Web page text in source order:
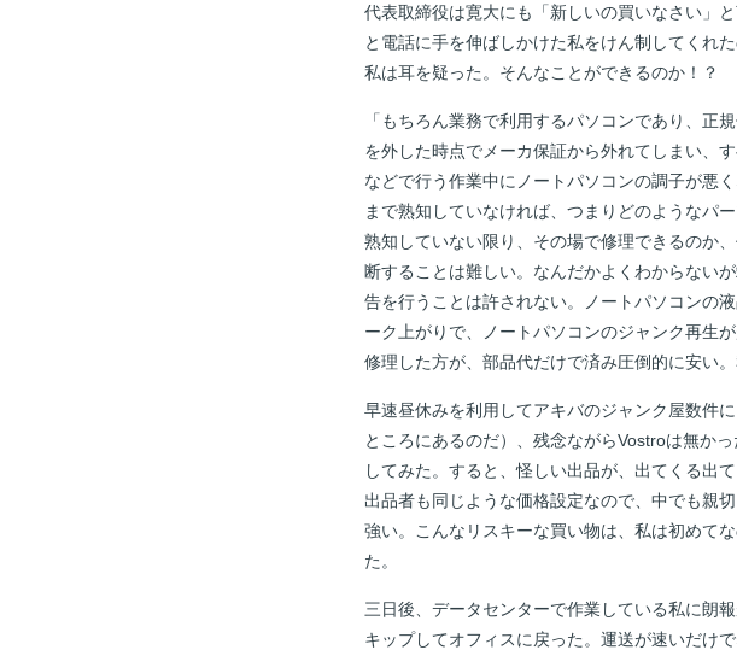
代表取締役は寛大にも「新しいの買いなさい」
と電話に手を伸ばしかけた私をけん制してくれ
私は耳を疑った。そんなことができるのか！？
「もちろん業務で利用するパソコンであり、正
を外した時点でメーカ保証から外れてしまい、
などで行う作業中にノートパソコンの調子が悪
まで熟知していなければ、つまりどのようなパ
熟知していない限り、その場で修理できるのか
断することは難しい。なんだかよくわからない
告を行うことは許されない。ノートパソコンの
ーク上がりで、ノートパソコンのジャンク再生
修理した方が、部品代だけで済み圧倒的に安い
早速昼休みを利用してアキバのジャンク屋数件
ところにあるのだ）、残念ながらVostroは無か
してみた。すると、怪しい出品が、出てくる出
出品者も同じような価格設定なので、中でも親
強い。こんなリスキーな買い物は、私は初めて
た。
三日後、データセンターで作業している私に朗
キップしてオフィスに戻った。運送が速いだけ